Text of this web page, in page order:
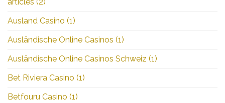
Ausland Casino (1)
Ausländische Online Casinos (1)
Ausländische Online Casinos Schweiz (1)
Bet Riviera Casino (1)
Betfouru Casino (1)